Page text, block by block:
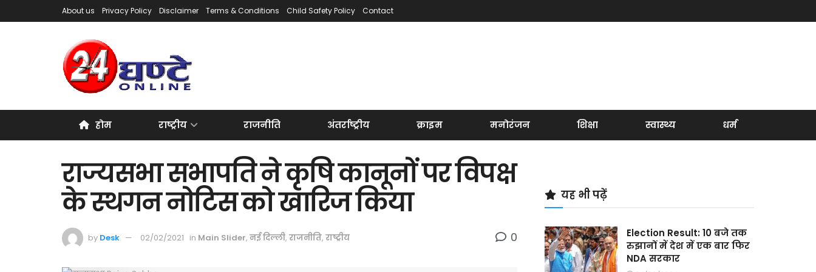
About us Privacy Policy Disclaimer Terms & Conditions Child Safety Policy Contact
होम राष्ट्रीय राजनीति अंतर्राष्ट्रीय क्राइम मनोरंजन शिक्षा स्वास्थ्य धर्म
राज्यसभा सभापति ने कृषि कानूनों पर विपक्ष
के स्थगन नोटिस को खारिज किया
by Desk 02/02/2021 in Main Slider, नई दिल्ली, राजनीति, राष्ट्रीय 0
यह भी पढ़ें
Election Result: 10 बजे तक
रुझानों में देश में एक बार फिर
NDA सरकार